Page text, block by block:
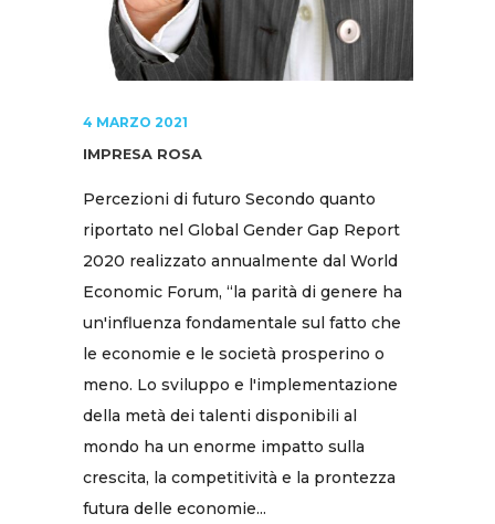
4 MARZO 2021
IMPRESA ROSA
Percezioni di futuro Secondo quanto
riportato nel Global Gender Gap Report
2020 realizzato annualmente dal World
Economic Forum, “la parità di genere ha
un'influenza fondamentale sul fatto che
le economie e le società prosperino o
meno. Lo sviluppo e l'implementazione
della metà dei talenti disponibili al
mondo ha un enorme impatto sulla
crescita, la competitività e la prontezza
futura delle economie...